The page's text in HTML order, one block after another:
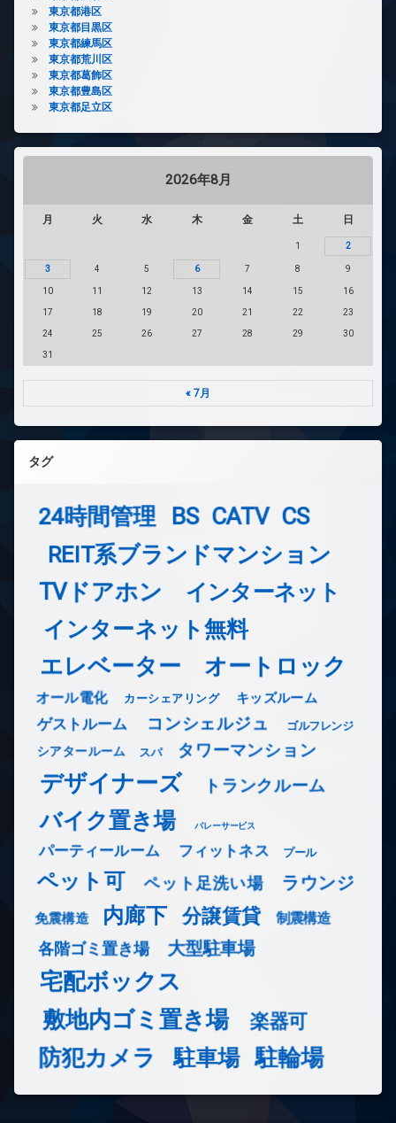
東京都港区
東京都目黒区
東京都練馬区
東京都荒川区
東京都葛飾区
東京都豊島区
東京都足立区
2026年8月
月 火 水 木 金 土 日
1 2
3 4 5 6 7 8 9
10 11 12 13 14 15 16
17 18 19 20 21 22 23
24 25 26 27 28 29 30
31
« 7月
タグ
24時間管理 BS CATV CS
REIT系ブランドマンション
TVドアホン インターネット
インターネット無料
エレベーター オートロック
オール電化 カーシェアリング キッズルーム
ゲストルーム コンシェルジュ ゴルフレンジ
シアタールーム スパ タワーマンション
デザイナーズ トランクルーム
バイク置き場 バレーサービス
パーティールーム フィットネス プール
ペット可 ペット足洗い場 ラウンジ
免震構造 内廊下 分譲賃貸 制震構造
各階ゴミ置き場 大型駐車場
宅配ボックス
敷地内ゴミ置き場
楽器可
防犯カメラ 駐車場 駐輪場